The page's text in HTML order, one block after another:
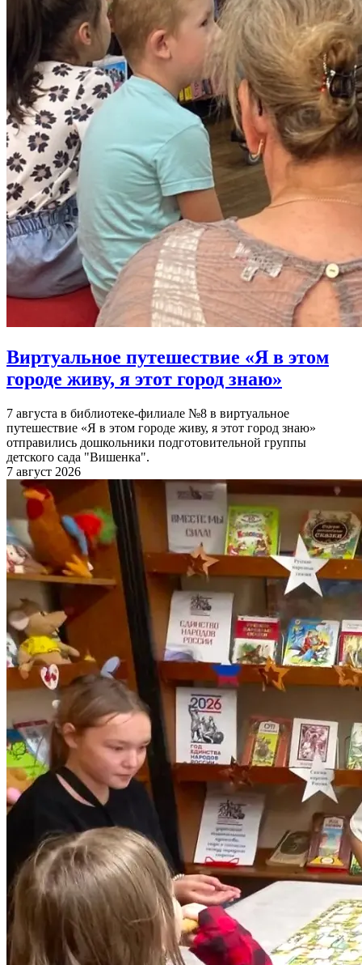
Виртуальное путешествие «Я в этом
городе живу, я этот город знаю»
7 августа в библиотеке-филиале №8 в виртуальное
путешествие «Я в этом городе живу, я этот город знаю»
отправились дошкольники подготовительной группы
детского сада "Вишенка".
7 август 2026